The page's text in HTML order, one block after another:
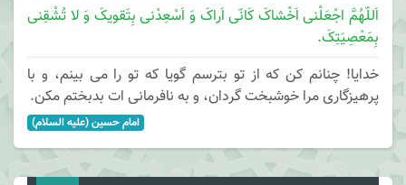
اَللّهُمَّ اجْعَلْنی اَخْشاکَ کَانّی اَراکَ وَ اَسْعِدْنی بِتَقویکَ وَ لا تُشْقِنی
بِمَعْصِیَتِکَ.
خدایا! چنانم کن که از تو بترسم گویا که تو را می بینم، و با
پرهیزگاری مرا خوشبخت گردان، و به نافرمانی ات بدبختم مکن.
امام حسین (علیه السلام)